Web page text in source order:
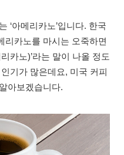
‘아메리카노’입니다. 한국
리카노를 마시는 오죽하면
카노)’라는 말이 나올 정도
기가 많은데요, 미국 커피
아보겠습니다.